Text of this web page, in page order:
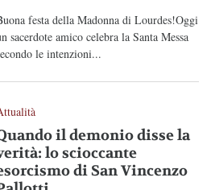
festa della Madonna di Lourdes!Oggi
sacerdote amico celebra la Santa Messa
le intenzioni...
il demonio disse la
lo scioccante
di San Vincenzo